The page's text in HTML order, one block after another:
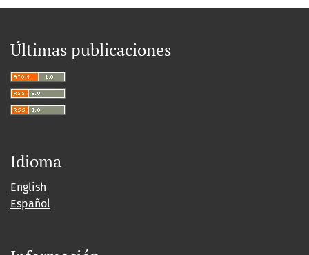
Últimas publicaciones
Idioma
English
Español